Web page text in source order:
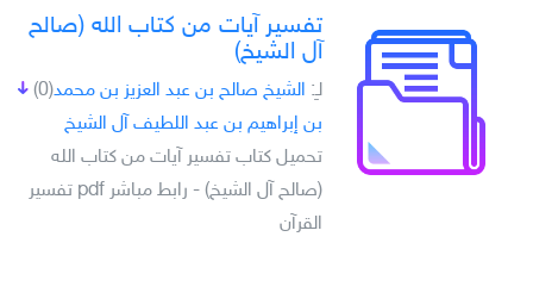
تفسير آيات من كتاب الله (صالح
آل الشيخ)
(0) لـِ: الشيخ صالح بن عبد العزيز بن محمد
بن إبراهيم بن عبد اللطيف آل الشيخ
تحميل كتاب تفسير آيات من كتاب الله
(صالح آل الشيخ) - رابط مباشر pdf تفسير
القرآن